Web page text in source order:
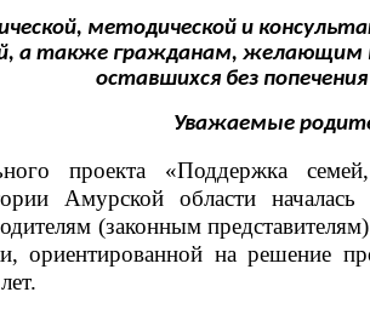
методической и
а также гражданам, желающим
оставшихся без
Уважаемые
проекта «Поддержка
Амурской области
(законным
ориентированной на решение